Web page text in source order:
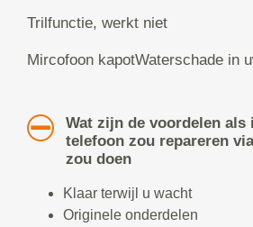
Trilfunctie, werkt niet
Mircofoon kapotWaterschade in
Wat zijn de voordelen als
telefoon zou repareren
zou doen
Klaar terwijl u wacht
Originele onderdelen